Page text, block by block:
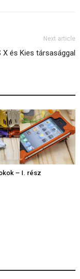
Next article
X és Kies társasággal
– I. rész